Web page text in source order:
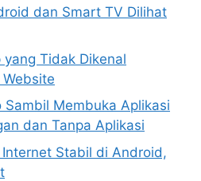
dan Smart TV Dilihat
Tidak Dikenal
Membuka Aplikasi
dan Tanpa Aplikasi
Stabil di Android,